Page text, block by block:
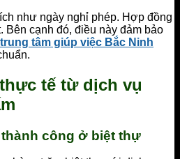
như ngày nghỉ phép. Hợp đồng
Bên cạnh đó, điều này đảm bảo
trung tâm giúp việc Bắc Ninh
tế từ dịch vụ
công ở biệt thự